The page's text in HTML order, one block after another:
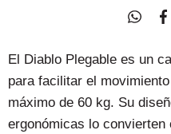
El Diablo Plegable es un
para facilitar el
máximo de 60 kg. Su
ergonómicas lo